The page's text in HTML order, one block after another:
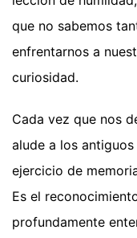
que no sabemos
enfrentarnos a
curiosidad.
Cada vez que nos
alude a los
ejercicio de
Es el
profundamente